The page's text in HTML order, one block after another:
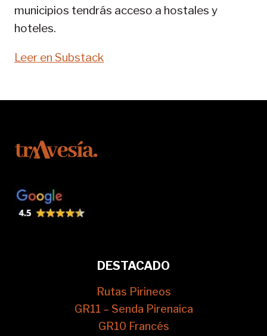
municipios tendrás acceso a hostales y
hoteles.
Leer en Substack
DESTACADO
Rutas Pirineos
GR11 – Senda Pirenaica
GR10 Francés